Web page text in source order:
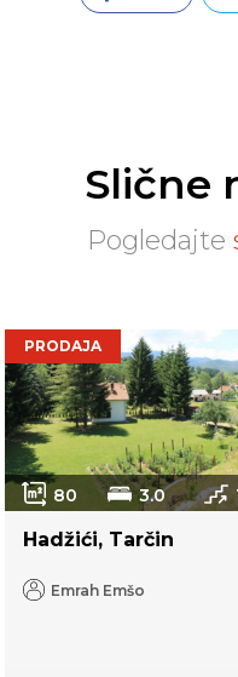
Slične
Pogledajte
PRODAJA
80 3.0
Hadžići, Tarčin
Emrah Emšo